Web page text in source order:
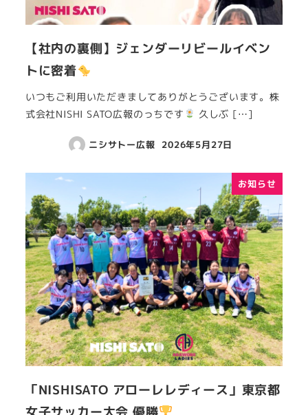
【社内の裏側】ジェンダーリビールイベン
トに密着
いつもご利用いただきましてありがとうございます。株
式会社NISHI SATO広報のっちです
久しぶ […]
ニシサトー広報 2026年5月27日
お知らせ
「NISHISATO アローレレディース」東京都